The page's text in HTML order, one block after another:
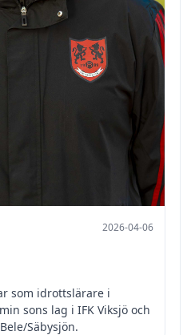
2026-04-06
som idrottslärare i
sons lag i IFK Viksjö och
Säbysjön.